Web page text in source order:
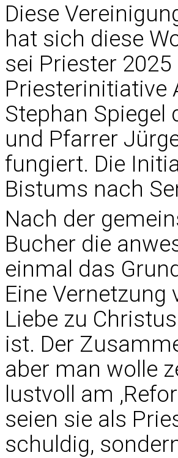
Diese
hat sich diese
sei Priester
Stephan Spiegel
und Pfarrer
fungiert. Die
Bistums nach
Nach der
Bucher die
einmal das
Eine
Liebe zu
ist. Der
aber man wolle
lustvoll am
seien sie als
schuldig,